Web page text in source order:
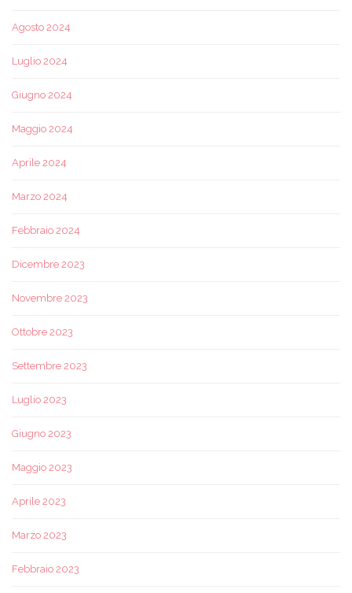
Agosto 2024
Luglio 2024
Giugno 2024
Maggio 2024
Aprile 2024
Marzo 2024
Febbraio 2024
Dicembre 2023
Novembre 2023
Ottobre 2023
Settembre 2023
Luglio 2023
Giugno 2023
Maggio 2023
Aprile 2023
Marzo 2023
Febbraio 2023